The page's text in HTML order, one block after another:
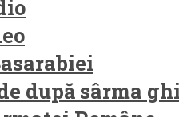
după sârma